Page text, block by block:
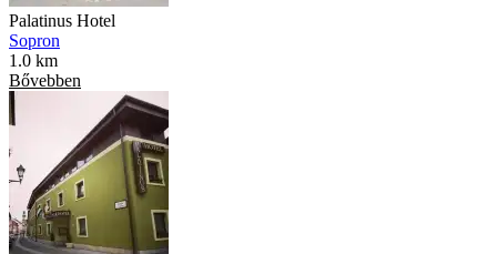
Palatinus Hotel
Sopron
1.0 km
Bővebben